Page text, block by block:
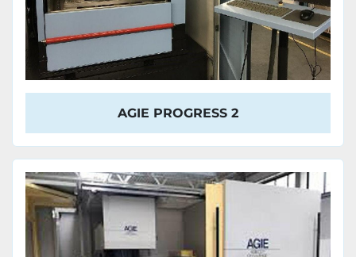
AGIE PROGRESS 2